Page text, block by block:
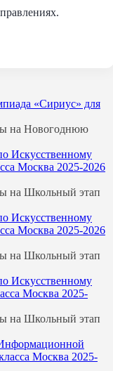
«Сириус» для
на Новогоднюю
Искусственному
Москва 2025-2026
на Школьный этап
Искусственному
Москва 2025-2026
на Школьный этап
Искусственному
Москва 2025-
на Школьный этап
Москва 2025-